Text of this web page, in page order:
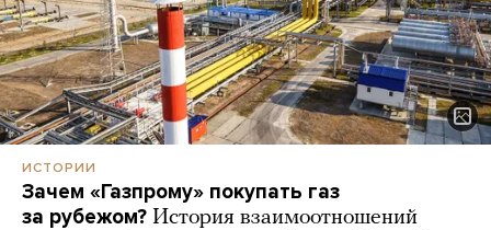
ИСТОРИИ
Зачем «Газпрому» покупать газ
за рубежом? История взаимоотношений